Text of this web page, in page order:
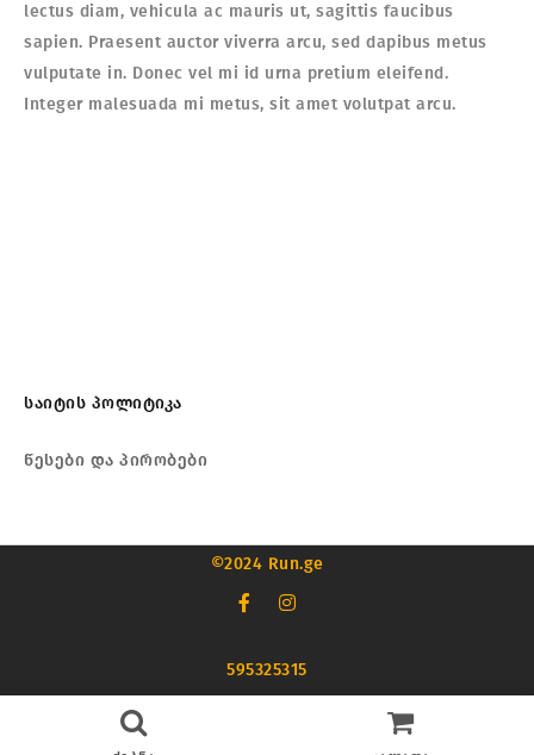
lectus diam, vehicula ac mauris ut, sagittis faucibus
sapien. Praesent auctor viverra arcu, sed dapibus metus
vulputate in. Donec vel mi id urna pretium eleifend.
Integer malesuada mi metus, sit amet volutpat arcu.
საიტის პოლიტიკა
წესები და პირობები
©2024 Run.ge
595325315